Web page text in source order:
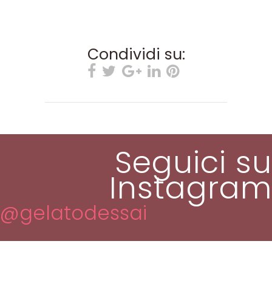
Condividi su:
Seguici su
Instagram
@gelatodessai